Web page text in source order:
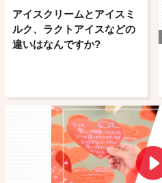
アイスクリームとアイスミ
ルク、ラクトアイスなどの
違いはなんですか?